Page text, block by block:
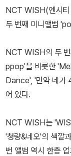
NCT WISH(엔시티
두 번째 미니앨범
NCT WISH의 두
ppop'을 비롯한
Dance', '만약 네가
어 있다.
NCT WISH는
'청량&네오'의 색깔
번 앨범 역시 한층